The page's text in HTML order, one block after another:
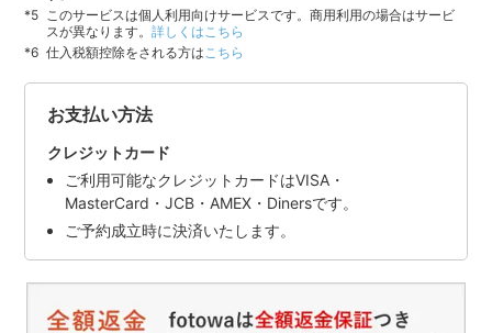
このサービスは個人利用向けサービスです。商用利用の場合はサービ
スが異なります。詳しくはこちら
仕入税額控除をされる方は こちら
お支払い方法
クレジットカード
ご利用可能なクレジットカードはVISA・
MasterCard・JCB・AMEX・Dinersです。
ご予約成立時に決済いたします。